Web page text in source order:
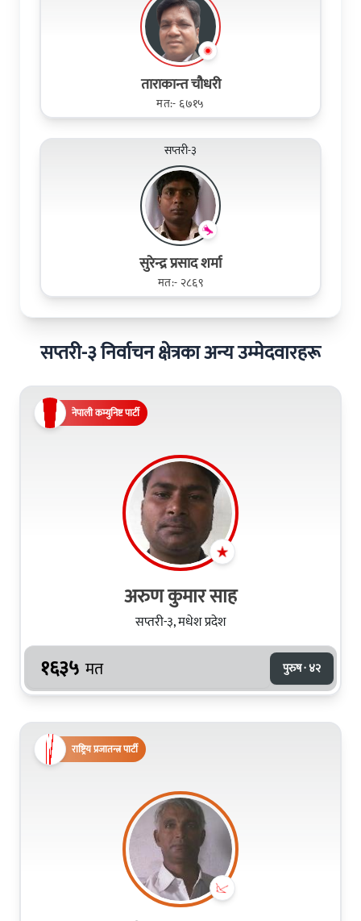
ताराकान्त चौधरी
मत:- ६७१५
सप्तरी-३
सुरेन्द्र प्रसाद शर्मा
मत:- २८६९
सप्तरी-३ निर्वाचन क्षेत्रका अन्य उम्मेदवारहरू
नेपाली कम्युनिष्ट पार्टी
अरुण कुमार साह
सप्तरी-३, मधेश प्रदेश
१६३५ मत पुरुष · ४२
राष्ट्रिय प्रजातन्त्र पार्टी